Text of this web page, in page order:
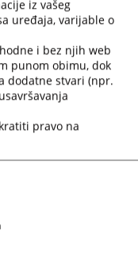
iz vašeg
uređaja, varijable o
i bez njih web
punom obimu, dok
dodatne stvari (npr.
pravo na